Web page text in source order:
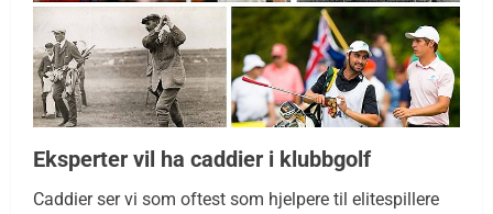
Eksperter vil ha caddier i klubbgolf
Caddier ser vi som oftest som hjelpere til elitespillere